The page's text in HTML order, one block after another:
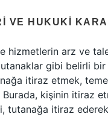
VE HUKUKI
hizmetlerin arz ve
gibi belirli bir
itiraz etmek,
kişinin itiraz
tutanağa itiraz